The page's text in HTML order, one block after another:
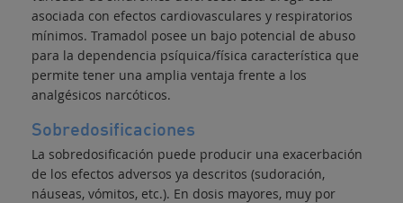
asociada con efectos cardiovasculares y respiratorios
mínimos. Tramadol posee un bajo potencial de abuso
para la dependencia psíquica/física característica que
permite tener una amplia ventaja frente a los
analgésicos narcóticos.
Sobredosificaciones
La sobredosificación puede producir una exacerbación
de los efectos adversos ya descritos (sudoración,
náuseas, vómitos, etc.). En dosis mayores, muy por